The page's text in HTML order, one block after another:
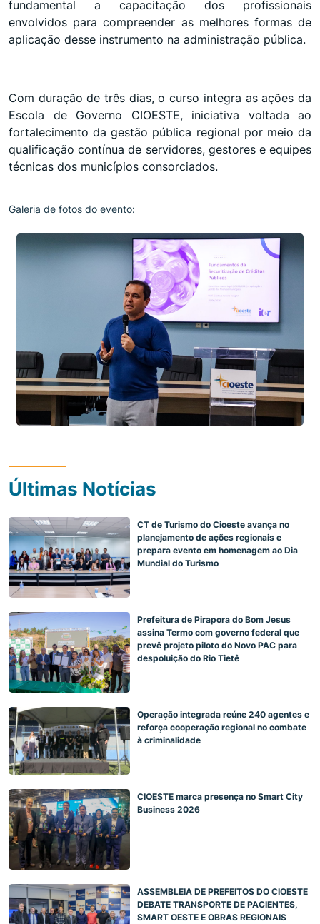
fundamental a capacitação dos profissionais
envolvidos para compreender as melhores formas de
aplicação desse instrumento na administração pública.
Com duração de três dias, o curso integra as ações da
Escola de Governo CIOESTE, iniciativa voltada ao
fortalecimento da gestão pública regional por meio da
qualificação contínua de servidores, gestores e equipes
técnicas dos municípios consorciados.
Galeria de fotos do evento:
Últimas Notícias
CT de Turismo do Cioeste avança no
planejamento de ações regionais e
prepara evento em homenagem ao Dia
Mundial do Turismo
Prefeitura de Pirapora do Bom Jesus
assina Termo com governo federal que
prevê projeto piloto do Novo PAC para
despoluição do Rio Tietê
Operação integrada reúne 240 agentes e
reforça cooperação regional no combate
à criminalidade
CIOESTE marca presença no Smart City
Business 2026
ASSEMBLEIA DE PREFEITOS DO CIOESTE
DEBATE TRANSPORTE DE PACIENTES,
SMART OESTE E OBRAS REGIONAIS